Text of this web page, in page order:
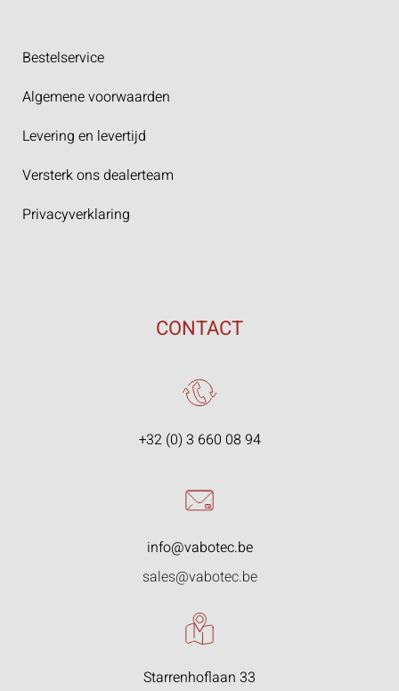
Bestelservice
Algemene voorwaarden
Levering en levertijd
Versterk ons dealerteam
Privacyverklaring
CONTACT
+32 (0) 3 660 08 94
info@vabotec.be
sales@vabotec.be
Starrenhoflaan 33